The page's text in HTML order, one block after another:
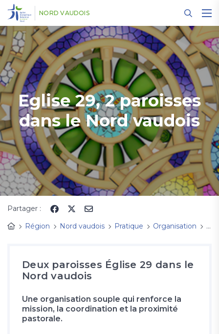
NORD VAUDOIS
Eglise 29, 2 paroisses
dans le Nord vaudois
Partager :
Région
Nord vaudois Pratique Organisation
Deux paroisses Église 29 dans le
Nord vaudois
Une organisation souple qui renforce la
mission, la coordination et la proximité
pastorale.
Panneau de gestion des cookies